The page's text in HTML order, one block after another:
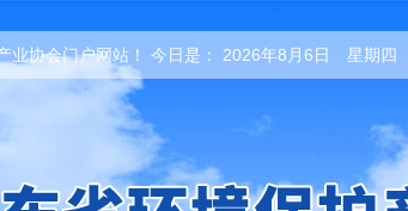
业协会门户网站！ 今日是： 2026年8月6日 星期四